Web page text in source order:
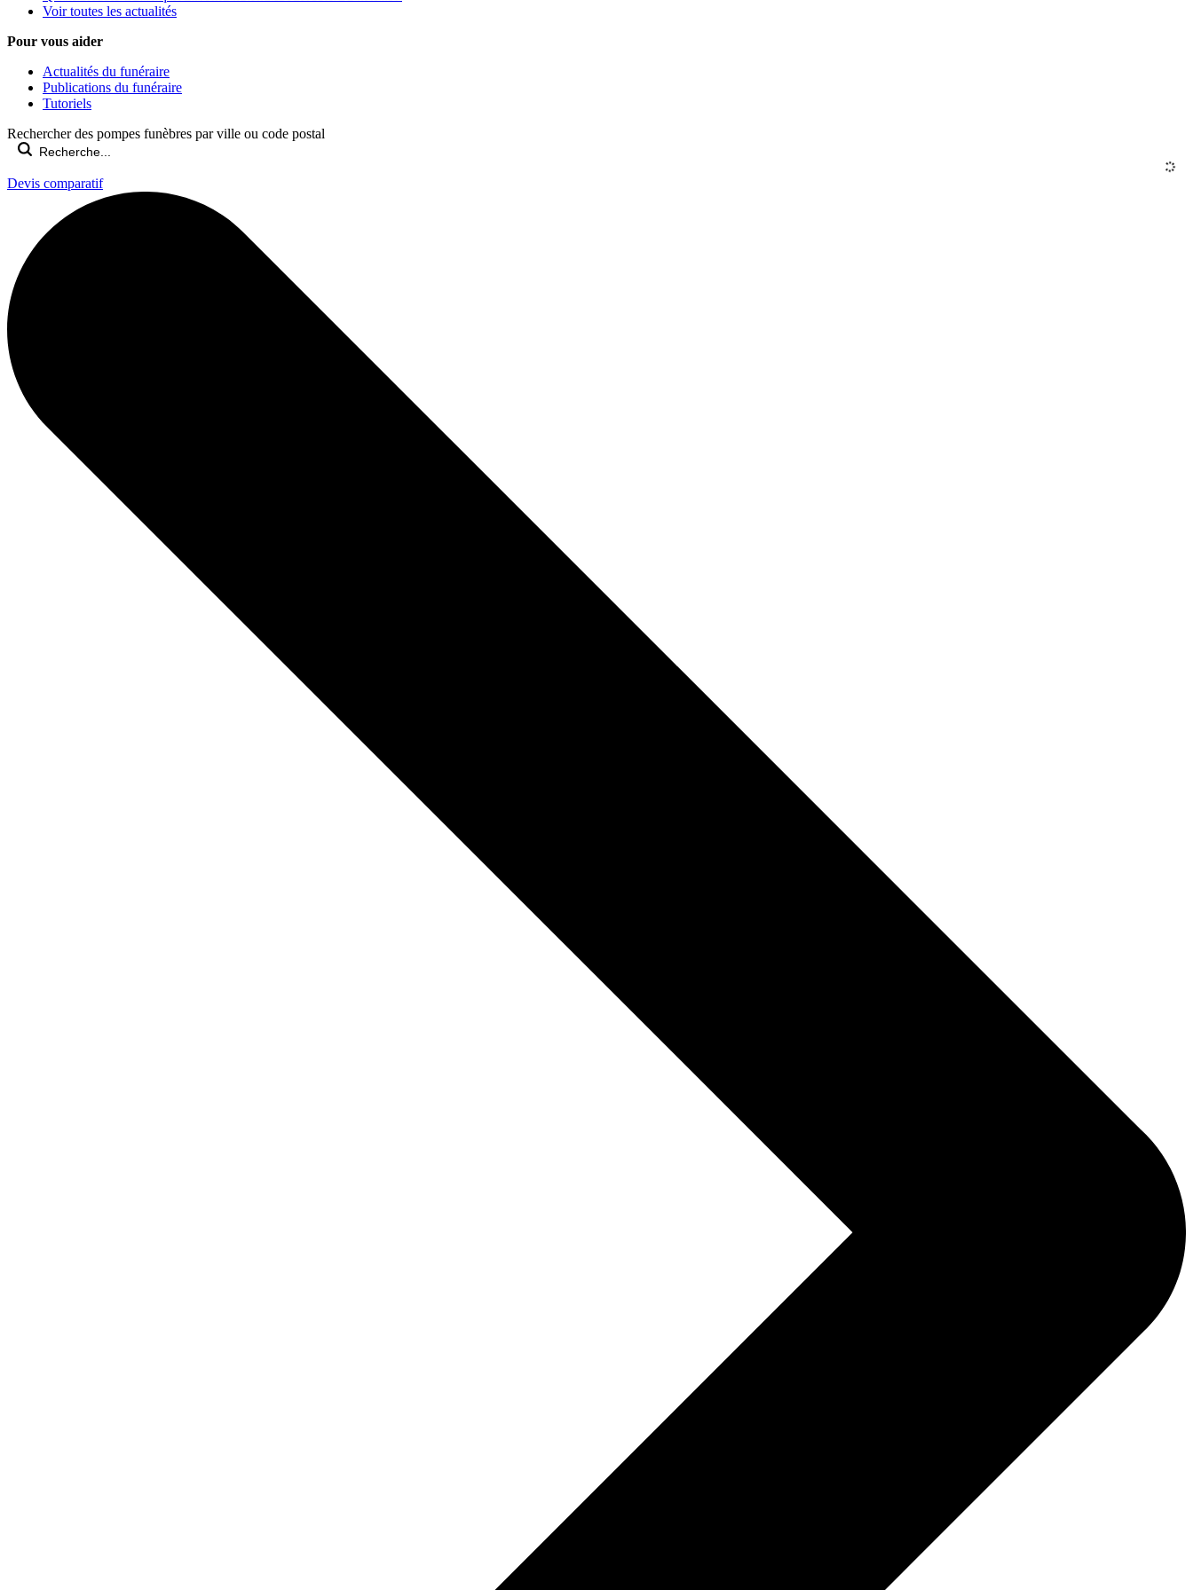
Voir toutes les actualités
Pour vous aider
Actualités du funéraire
Publications du funéraire
Tutoriels
Rechercher des pompes funèbres par ville ou code postal
Devis comparatif